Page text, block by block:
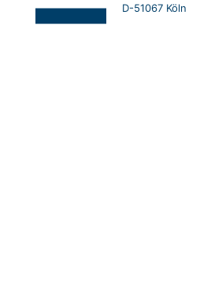
D-51067 Köln